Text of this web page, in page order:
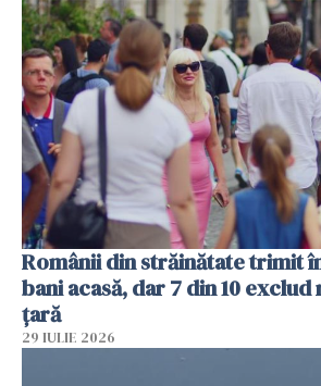
Românii din străinătate trimit
bani acasă, dar 7 din 10
țară
29 IULIE 2026